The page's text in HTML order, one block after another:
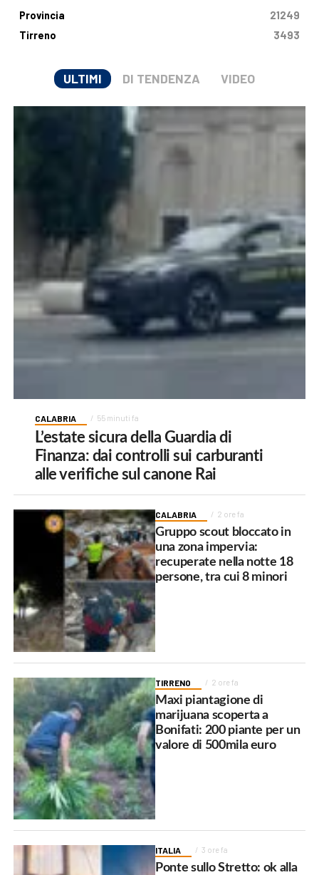
Provincia
21249
Tirreno
3493
ULTIMI DI TENDENZA VIDEO
CALABRIA 55 minuti fa
L’estate sicura della Guardia di
Finanza: dai controlli sui carburanti
alle verifiche sul canone Rai
CALABRIA 2 ore fa
Gruppo scout bloccato in
una zona impervia:
recuperate nella notte 18
persone, tra cui 8 minori
TIRRENO 2 ore fa
Maxi piantagione di
marijuana scoperta a
Bonifati: 200 piante per un
valore di 500mila euro
ITALIA 3 ore fa
Ponte sullo Stretto: ok alla